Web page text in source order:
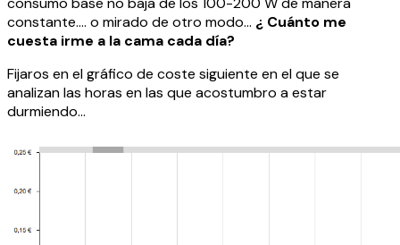
constante…. o mirado de otro modo… ¿ Cuánto me
cuesta irme a la cama cada día?
Fijaros en el gráfico de coste siguiente en el que se
analizan las horas en las que acostumbro a estar
durmiendo…